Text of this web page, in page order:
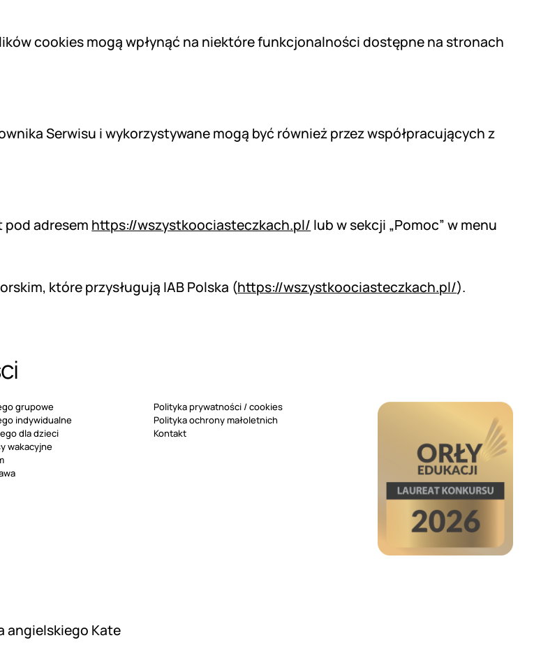
cookies mogą wpłynąć na niektóre funkcjonalności dostępne na stronach
Serwisu i wykorzystywane mogą być również przez współpracujących z
adresem https://wszystkoociasteczkach.pl/ lub w sekcji „Pomoc” w menu
które przysługują IAB Polska (https://wszystkoociasteczkach.pl/).
grupowe
indywidualne
dla dzieci
wakacyjne
Polityka prywatności / cookies
Polityka ochrony małoletnich
Kontakt
angielskiego Kate